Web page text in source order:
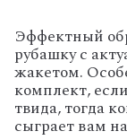
Эффектный
рубашку с
жакетом.
комплект,
твида, тогда
сыграет вам